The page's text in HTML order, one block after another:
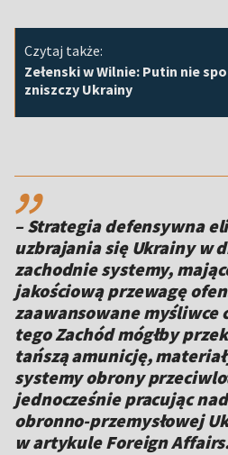
Czytaj także:
Zełenski w Wilnie: Putin nie
zniszczy Ukrainy
,,
– Strategia defensywna
uzbrajania się Ukrainy w
zachodnie systemy,
jakościową przewagę
zaawansowane myśliwce
tego Zachód mógłby
tańszą amunicję,
systemy obrony
jednocześnie pracując
obronno-przemysłowej
w artykule Foreign